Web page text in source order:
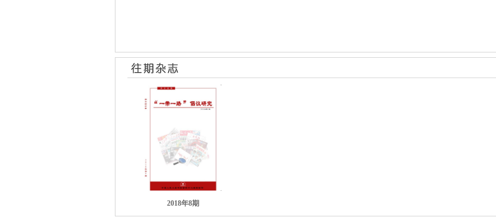
2018年8期